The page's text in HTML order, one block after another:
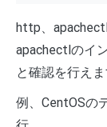
http、
apachectlのイ
と確認を行えま
例、CentOSの